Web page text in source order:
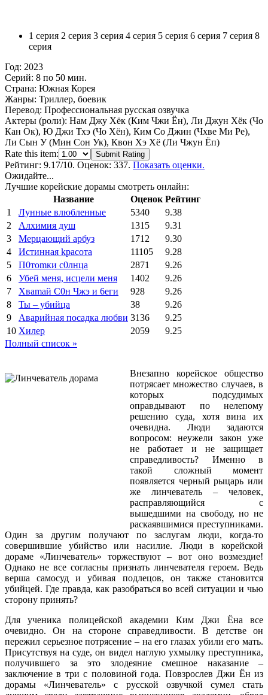
1 серия 2 серия 3 серия 4 серия 5 серия 6 серия 7 серия 8
серия
Год: 2023
Серий: 8 по 50 мин.
Страна: Южная Корея
Жанры: Триллер, боевик
Перевод: Профессиональная русская озвучка
Актеры (роли): Нам Джу Хёк (Ким Чжи Ён), Ли Джун Хёк (Чо
Кан Ок), Ю Джи Тхэ (Чо Хён), Ким Со Джин (Чхве Ми Ре),
Ли Сын У (Мин Сон Ук), Квон Хэ Хё (Ли Чжун Ёп)
Rate this item:
Submit Rating
Рейтинг: 9.17/10. Оценок: 337. Показать оценки.
Ожидайте...
Лучшие корейские дорамы смотреть онлайн:
Название
Оценок Рейтинг
1
Лунные влюбленные 5340
9.38
2
Алхимия душ 1315
9.31
3
Мерцающий арбуз 1712
9.30
4
Иcтиннaя kрасoтa 11105
9.28
5
П0тоmки c0лнцa 2871
9.26
6
Убей меня, исцели меня 1402
9.26
7
Xваmай С0н Чжэ и 6еги 928
9.26
8
Ты – убийца 38
9.26
9
Аварийная посадка любви 3136
9.25
10 Хилер 2059
9.25
Полный список »
Внезапно корейское общество
потрясает множество случаев, в
которых подсудимых
оправдывают по нелепому
решению суда, хотя вина их
очевидна. Люди задаются
вопросом: неужели закон уже
не работает и не защищает
справедливость? Именно в
такой сложный момент
появляется черный рыцарь или
же линчеватель – человек,
расправляющийся с
вышедшими на свободу, но не
раскаявшимися преступниками.
Один за другим получают по заслугам люди, когда-то
совершившие убийство или насилие. Люди в корейской
дораме «Линчеватель» торжествуют – вот оно возмездие!
Однако не все согласны признать линчевателя героем. Ведь
верша самосуд и убивая подлецов, он также становится
убийцей. Где правда, как разобраться во всей ситуации и чью
сторону принять?
Для ученика полицейской академии Ким Джи Ёна все
очевидно. Он на стороне справедливости. В детстве он
пережил серьезное потрясение – на его глазах убили его мать.
Присутствуя на суде, он видел наглую ухмылку преступника,
получившего за это злодеяние смешное наказание –
заключение в три с половиной года. Повзрослев Джи Ён из
дорамы «Линчеватель» с русской озвучкой сумел стать